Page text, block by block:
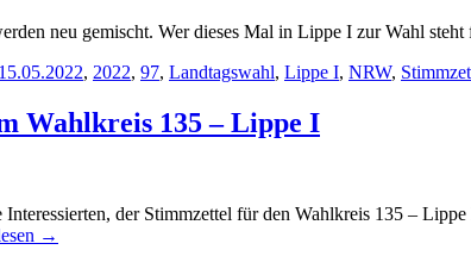
neu gemischt. Wer dieses Mal in Lippe I zur Wahl steht
15.05.2022, 2022, 97, Landtagswahl, Lippe I, NRW,
Wahlkreis 135 – Lippe I
der Stimmzettel für den Wahlkreis 135 –
→